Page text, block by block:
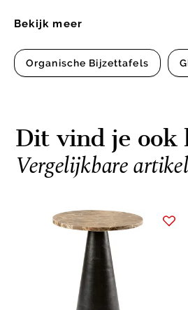
Bekijk meer
Organische Bijzettafels
Dit vind je ook
Vergelijkbare